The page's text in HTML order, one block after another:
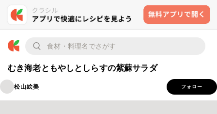
むき海老ともやしとしらすの紫蘇サラダ
松山絵美 フォロー